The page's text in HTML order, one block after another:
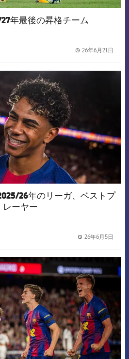
年最後の昇格チーム
26年6月21日
FCB Barcelona badge
26年のリーガ、ベストプ
レーヤー
26年6月5日
FCB Barcelona badge